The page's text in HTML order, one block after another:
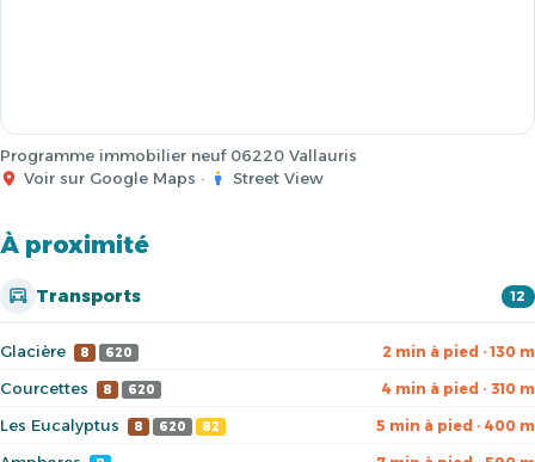
Programme immobilier neuf 06220 Vallauris
Voir sur Google Maps · Street View
À proximité
Transports 12
Glacière 8 620 2 min à pied · 130 m
Courcettes 8 620 4 min à pied · 310 m
Les Eucalyptus 8 620 82 5 min à pied · 400 m